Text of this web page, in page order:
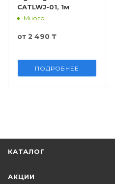
CATLWJ-01, 1м
Много
от 2 490 ₸
ПОДРОБНЕЕ
КАТАЛОГ
АКЦИИ